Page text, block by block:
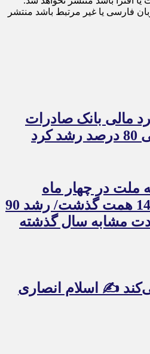
فارسی یا غیر مرتبط باشد منتشر
مالی بانک صادرات
ملت در چهار ماه
نخست امسال از 14.5 همت گذشت/ رشد 90
مشابه سال گذشته
✍️ اسلام انصاری